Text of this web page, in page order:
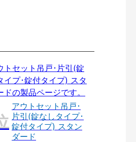
アウトセット吊戸･
片引(錠なしタイプ･
錠付タイプ) スタン
ダード